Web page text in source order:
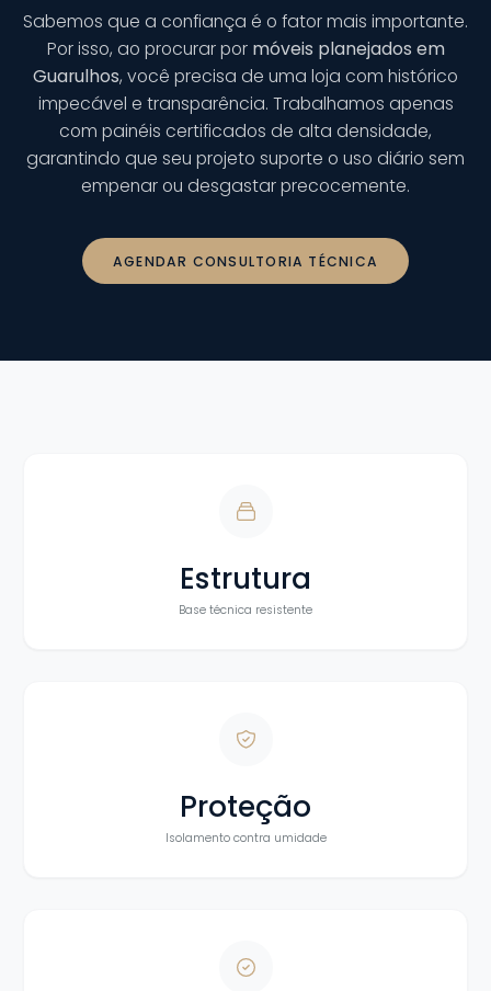
Sabemos que a confiança é o fator mais importante.
Por isso, ao procurar por móveis planejados em
Guarulhos, você precisa de uma loja com histórico
impecável e transparência. Trabalhamos apenas
com painéis certificados de alta densidade,
garantindo que seu projeto suporte o uso diário sem
empenar ou desgastar precocemente.
AGENDAR CONSULTORIA TÉCNICA
Estrutura
Base técnica resistente
Proteção
Isolamento contra umidade